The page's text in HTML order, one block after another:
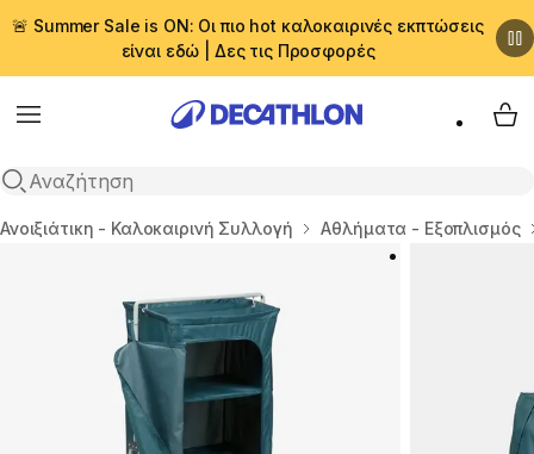
🚨 Summer Sale is ON: Οι πιο hot καλοκαιρινές εκπτώσεις
είναι εδώ | Δες τις Προσφορές
Menu
Αναζήτηση
My
Αρχική σελίδα
Ανοιξιάτικη - Καλοκαιρινή Συλλογή Αθλήματα - Εξοπλισμός